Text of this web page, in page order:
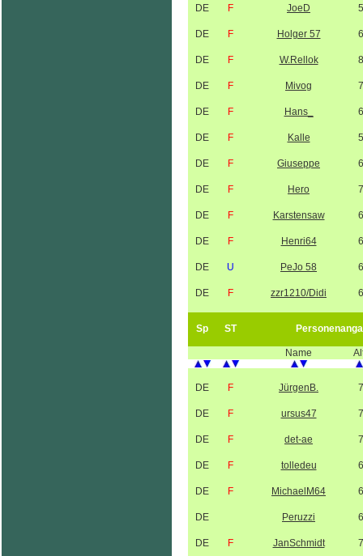
DE F JoeD
DE F Holger 57
DE F W.Rellok
DE F Mivog
DE F Hans_
DE F Kalle
DE F Giuseppe
DE F Hero
DE F Karstensaw
DE F Henri64
DE U PeJo 58
DE F zzr1210/Didi
Sp ST
Name
DE F JürgenB.
DE F ursus47
DE F det-ae
DE F tolledeu
DE F MichaelM64
DE Peruzzi
DE F JanSchmidt